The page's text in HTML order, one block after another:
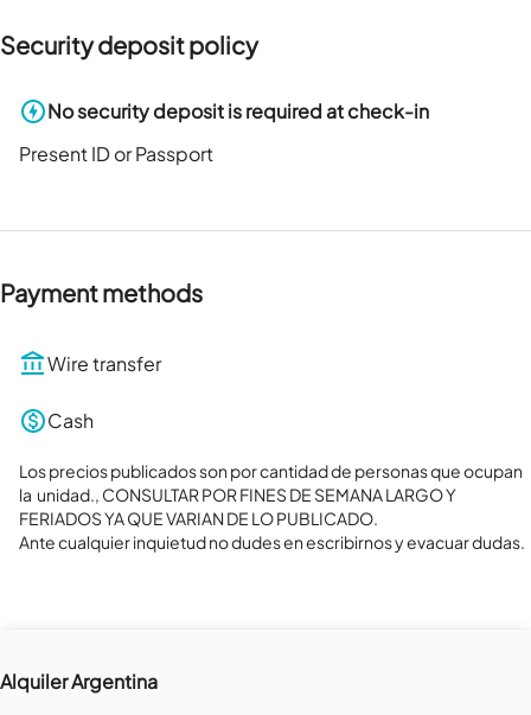
Security deposit policy
No security deposit is required at check-in
Present ID or Passport
Payment methods
Wire transfer
Cash
Los precios publicados son por cantidad de personas que ocupan
la  unidad., CONSULTAR POR FINES DE SEMANA LARGO Y
FERIADOS YA QUE VARIAN DE LO PUBLICADO.
Ante cualquier inquietud no dudes en escribirnos y evacuar dudas.
Alquiler Argentina